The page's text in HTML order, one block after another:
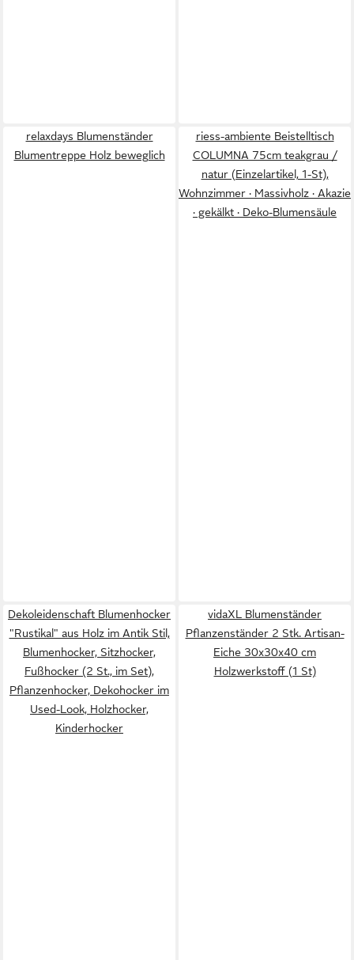
relaxdays Blumenständer
Blumentreppe Holz beweglich
riess-ambiente Beistelltisch
COLUMNA 75cm teakgrau /
natur (Einzelartikel, 1-St),
Wohnzimmer · Massivholz · Akazie
· gekälkt · Deko-Blumensäule
Dekoleidenschaft Blumenhocker
"Rustikal" aus Holz im Antik Stil,
Blumenhocker, Sitzhocker,
Fußhocker (2 St., im Set),
Pflanzenhocker, Dekohocker im
Used-Look, Holzhocker,
Kinderhocker
vidaXL Blumenständer
Pflanzenständer 2 Stk. Artisan-
Eiche 30x30x40 cm
Holzwerkstoff (1 St)